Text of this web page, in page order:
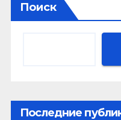
Поиск
Последние